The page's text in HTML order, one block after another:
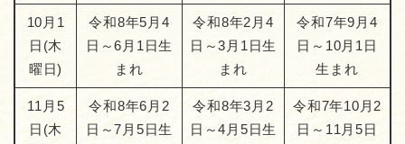
10月1
日(木
曜日)
令和8年5月4
日～6月1日生
まれ
令和8年2月4
日～3月1日生
まれ
令和7年9月4
日～10月1日
生まれ
11月5
日(木
令和8年6月2
日～7月5日生
令和8年3月2
日～4月5日生
令和7年10月2
日～11月5日